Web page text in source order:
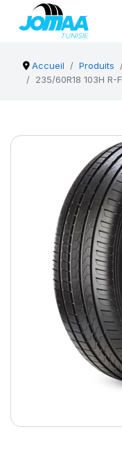
Accueil Produits
235/60R18 103H R-